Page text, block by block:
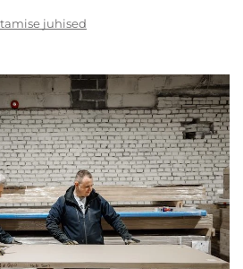
juhised